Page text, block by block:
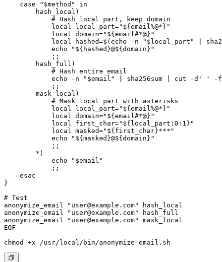
    case "$method" in
        hash_local)
            # Hash local part, keep domain
            local local_part="${email%@*}"
            local domain="${email#*@}"
local hashed=$(echo -n "$local_part" |
            echo "${hashed}@${domain}"
            ;;
        hash_full)
            # Hash entire email
echo -n "$email" | sha256sum | cut -d' ' -
            ;;
        mask_local)
            # Mask local part with asterisks
            local local_part="${email%@*}"
            local domain="${email#*@}"
            local first_char="${local_part:0:1}"
            local masked="${first_char}***"
            echo "${masked}@${domain}"
            ;;
        *)
            echo "$email"
            ;;
    esac
}
# Test
anonymize_email " user@example.com" hash_local
anonymize_email " user@example.com" hash_full
anonymize_email " user@example.com" mask_local
EOF